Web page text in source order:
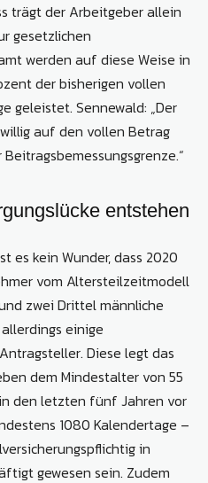
trägt der Arbeitgeber allein
gesetzlichen
werden auf diese Weise in
der bisherigen vollen
geleistet. Sennewald: „Der
auf den vollen Betrag
entstehen
es kein Wunder, dass 2020
vom Altersteilzeitmodell
zwei Drittel männliche
einige
Diese legt das
dem Mindestalter von 55
den letzten fünf Jahren vor
1080 Kalendertage –
in
gewesen sein. Zudem